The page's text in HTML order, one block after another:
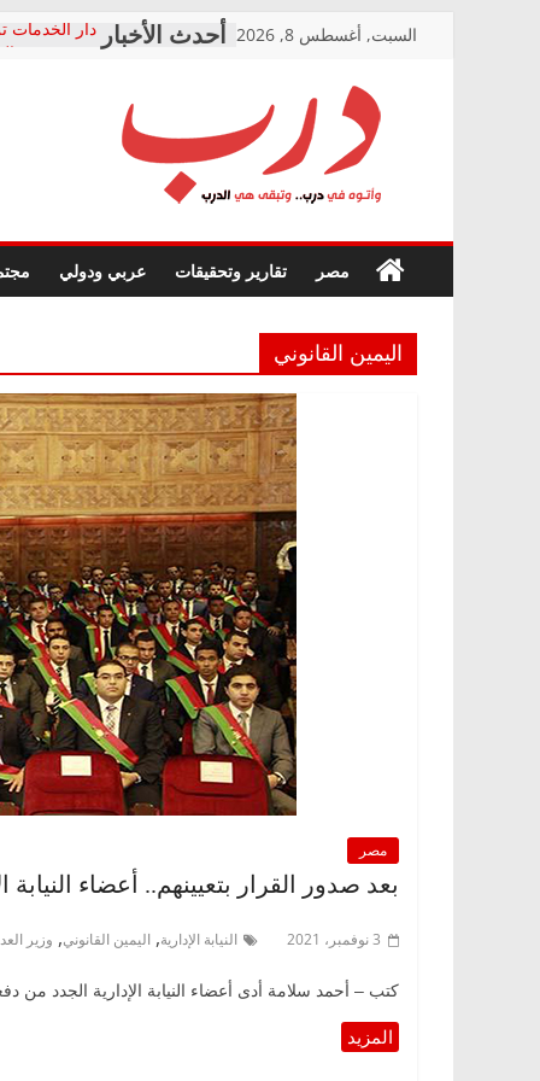
السبت, أغسطس 8, 2026
دار الخدمات
معاناة
فرحات
حزب
صور .. اعتماد
الوزاري
إنشاء المبنى
قرينة
حق أصيل
درب
في
درب..
هي
الدرب
مصر تقارير وتحقيقات عربي ودولي
اليمين القانوني
مصر
بعد صدور القرار بتعيينهم.. أعضاء
3 نوفمبر، 2021 النيابة الإدارية, اليمين القانوني, وزير
كتب – أحمد سلامة أدى أعضاء النيابة الإدارية الجدد من دفعتي 2013 ، 2014 اليمين القانونية أمام وزير